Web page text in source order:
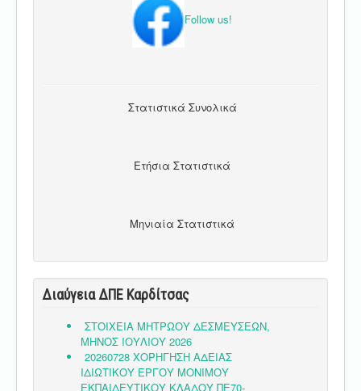
Follow us!
Στατιστικά Συνολικά
Ετήσια Στατιστικά
Μηνιαία Στατιστικά
Διαύγεια ΔΠΕ Καρδίτσας